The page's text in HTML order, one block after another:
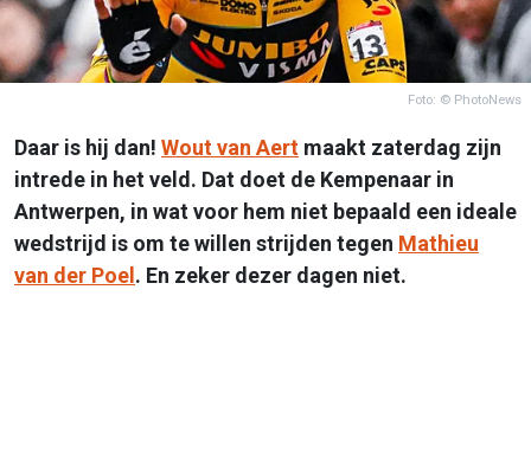
Foto: © PhotoNews
Daar is hij dan! Wout van Aert maakt zaterdag zijn
intrede in het veld. Dat doet de Kempenaar in
Antwerpen, in wat voor hem niet bepaald een ideale
wedstrijd is om te willen strijden tegen Mathieu
van der Poel. En zeker dezer dagen niet.